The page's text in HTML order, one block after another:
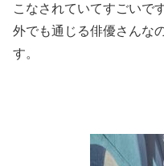
こなされていてすごいで
外でも通じる俳優さんな
す。